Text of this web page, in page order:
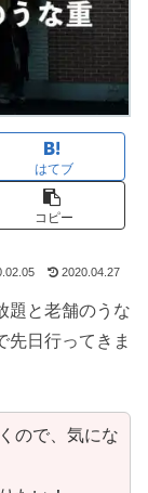
はてブ
コピー
2020.04.27
題と老舗のうな
先日行ってきま
ので、気にな